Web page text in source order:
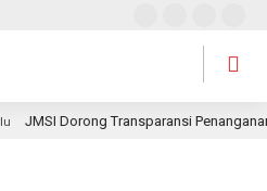
JMSI Dorong Transparansi Penanganan